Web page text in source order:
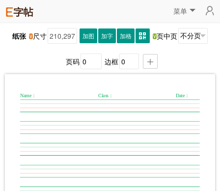
菜单
纸张 尺寸 加图 加字 加格 页中页
页码 边框